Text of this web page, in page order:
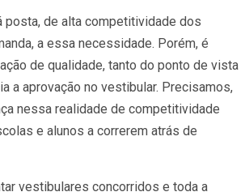
posta, de alta competitividade dos
a essa necessidade. Porém, é
de qualidade, tanto do ponto de vista
a aprovação no vestibular. Precisamos,
nessa realidade de competitividade
e alunos a correrem atrás de
vestibulares concorridos e toda a